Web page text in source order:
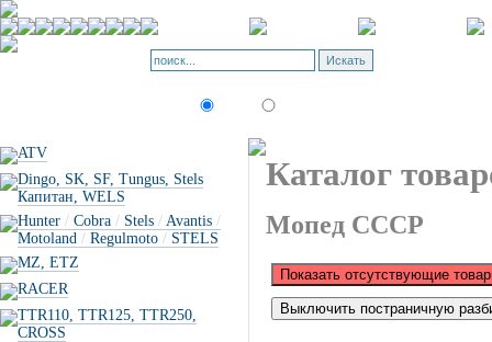
ATV
Dingo, SK, SF, Tungus, Stels
Капитан, WELS
Hunter / Cobra / Stels / Avantis /
Motoland / Regulmoto / STELS
MZ, ETZ
RACER
TTR110, TTR125, TTR250,
CROSS
Каталог
Мопед СССР